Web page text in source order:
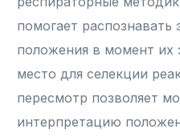
помогает
положения в момент их
место для селекции
пересмотр позволяет
интерпретацию